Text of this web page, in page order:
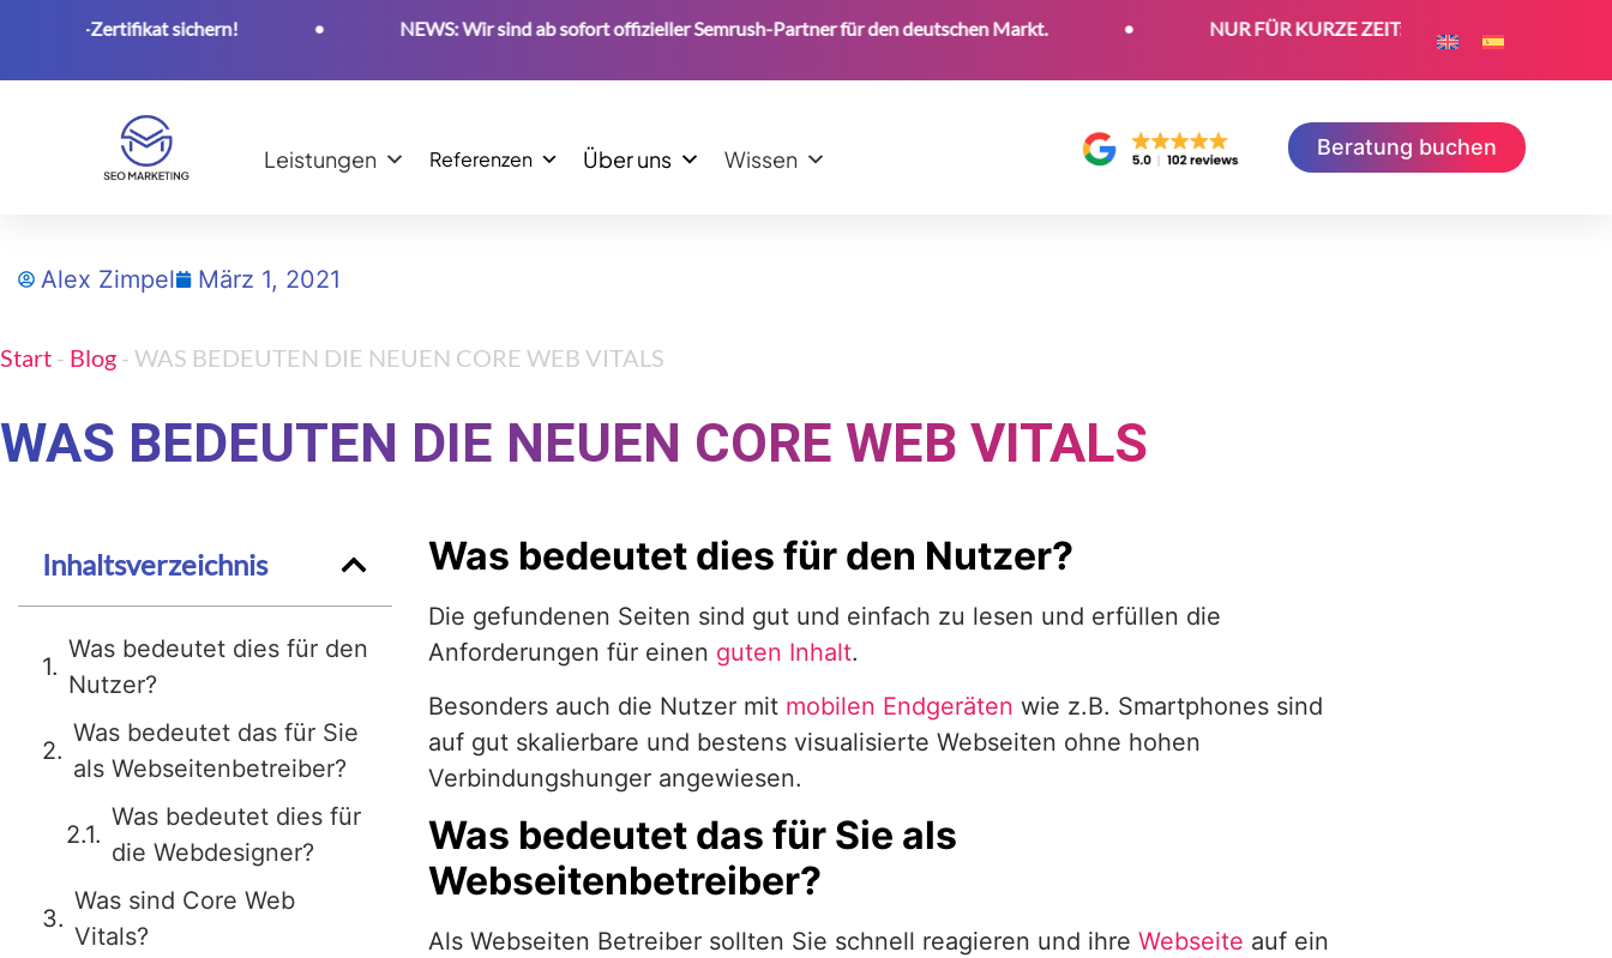
Zertifikat sichern! NEWS: Wir sind ab sofort offizieller Semrush-Partner für den deutschen Markt. NUR FÜR KURZE ZEIT: Jetzt kostenloses SEO-
Leistungen Referenzen Über uns Wissen Beratung buchen
Alex Zimpel März 1, 2021
Start - Blog - WAS BEDEUTEN DIE NEUEN CORE WEB VITALS
WAS BEDEUTEN DIE NEUEN CORE WEB VITALS
Inhaltsverzeichnis
Was bedeutet dies für den
Nutzer?
Was bedeutet das für Sie
als Webseitenbetreiber?
Was bedeutet dies für
die Webdesigner?
Was sind Core Web
Vitals?
Was bedeutet dies für den Nutzer?
Die gefundenen Seiten sind gut und einfach zu lesen und erfüllen die
Anforderungen für einen guten Inhalt.
Besonders auch die Nutzer mit mobilen Endgeräten wie z.B. Smartphones sind
auf gut skalierbare und bestens visualisierte Webseiten ohne hohen
Verbindungshunger angewiesen.
Was bedeutet das für Sie als
Webseitenbetreiber?
Als Webseiten Betreiber sollten Sie schnell reagieren und ihre Webseite auf ein